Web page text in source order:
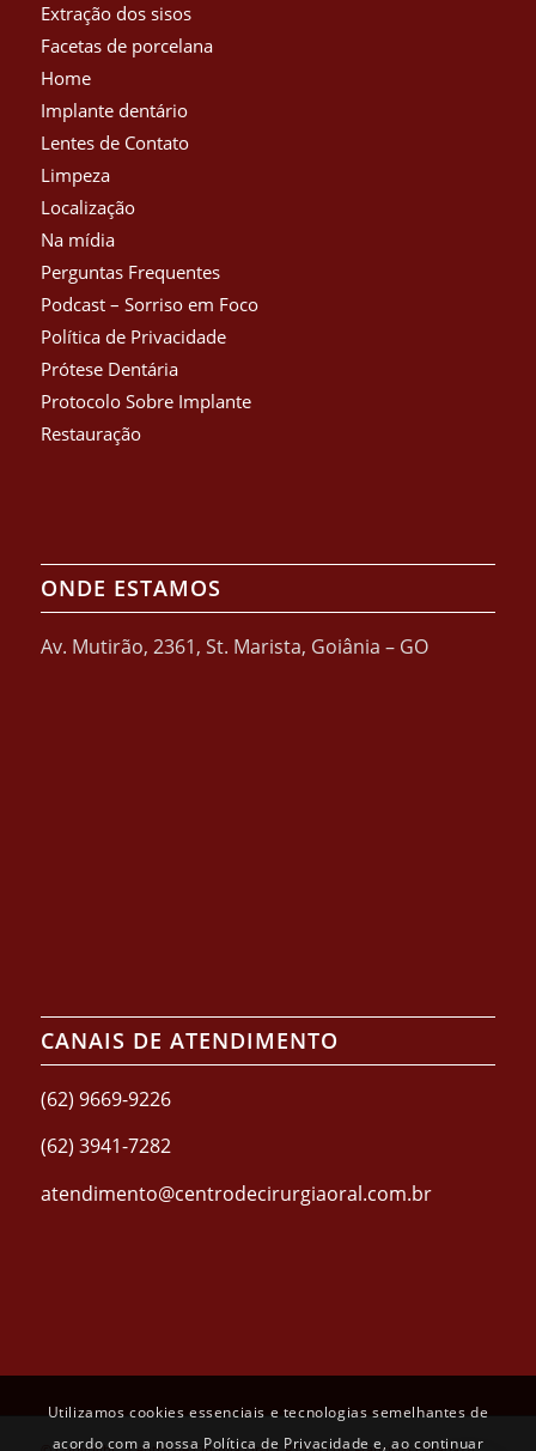
Extração dos sisos
Facetas de porcelana
Home
Implante dentário
Lentes de Contato
Limpeza
Localização
Na mídia
Perguntas Frequentes
Podcast – Sorriso em Foco
Política de Privacidade
Prótese Dentária
Protocolo Sobre Implante
Restauração
ONDE ESTAMOS
Av. Mutirão, 2361, St. Marista, Goiânia – GO
CANAIS DE ATENDIMENTO
(62) 9669-9226
(62) 3941-7282
atendimento@centrodecirurgiaoral.com.br
Utilizamos cookies essenciais e tecnologias semelhantes de
acordo com a nossa Política de Privacidade e, ao continuar